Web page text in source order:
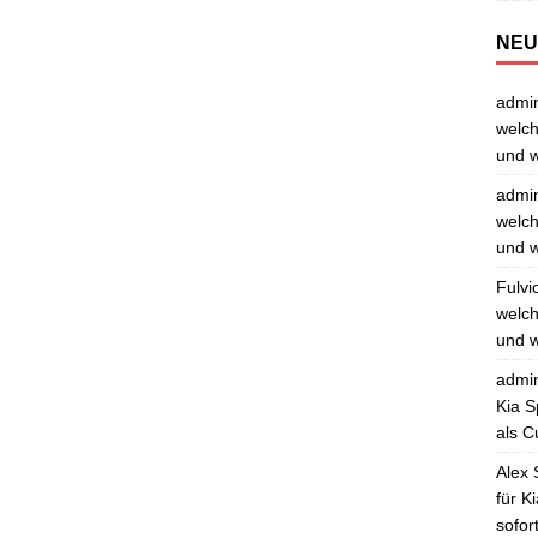
und
und
und
Kia
als
Alex
für